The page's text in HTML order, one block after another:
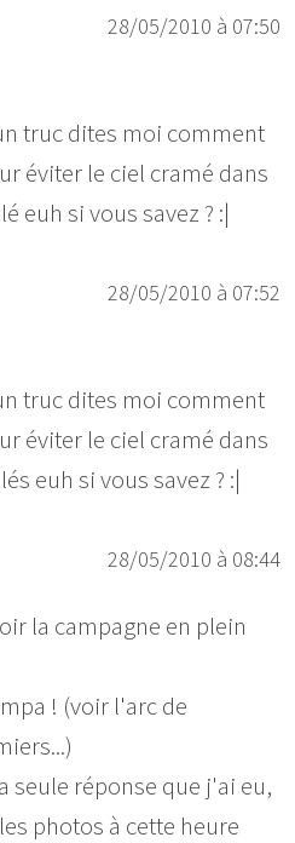
28/05/2010 à 07:50
truc dites moi comment
éviter le ciel cramé dans
euh si vous savez ? :|
28/05/2010 à 07:52
truc dites moi comment
éviter le ciel cramé dans
euh si vous savez ? :|
28/05/2010 à 08:44
la campagne en plein
! (voir l'arc de
seule réponse que j'ai eu,
photos à cette heure